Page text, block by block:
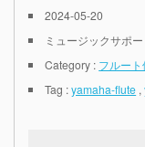
2024-05-20
ミュージックサポ
Category : フルート
Tag :yamaha-flute ,